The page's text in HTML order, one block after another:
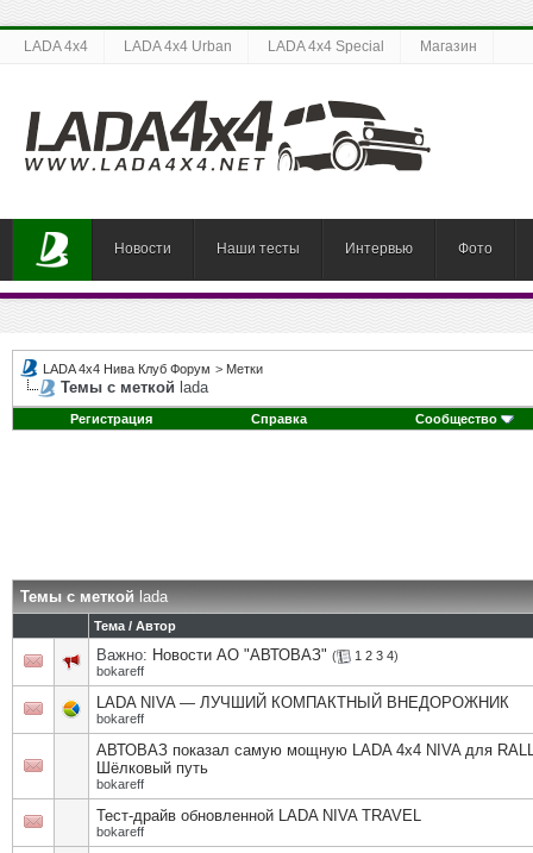
LADA 4x4 LADA 4x4 Urban LADA 4x4 Special Магазин
Новости Наши тесты Интервью Фото
LADA 4x4 Нива Клуб Форум > Метки
Темы с меткой lada
Регистрация Справка Сообщество
Темы с меткой lada
Тема / Автор
Важно: Новости АО "АВТОВАЗ" ( 1 2 3 4)
bokareff
LADA NIVA — ЛУЧШИЙ КОМПАКТНЫЙ ВНЕДОРОЖНИК
bokareff
АВТОВАЗ показал самую мощную LADA 4x4 NIVA для
Шёлковый путь
bokareff
Тест-драйв обновленной LADA NIVA TRAVEL
bokareff